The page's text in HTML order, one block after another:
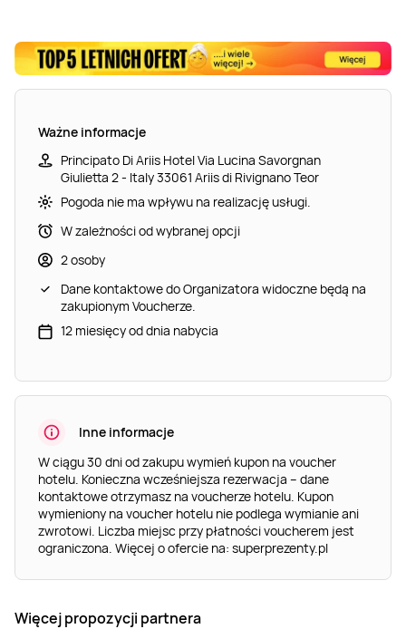
Ważne informacje
Principato Di Ariis Hotel Via Lucina Savorgnan
Giulietta 2 - Italy 33061 Ariis di Rivignano Teor
Pogoda nie ma wpływu na realizację usługi.
W zależności od wybranej opcji
2 osoby
Dane kontaktowe do Organizatora widoczne będą na
zakupionym Voucherze.
12 miesięcy od dnia nabycia
Inne informacje
W ciągu 30 dni od zakupu wymień kupon na voucher
hotelu. Konieczna wcześniejsza rezerwacja – dane
kontaktowe otrzymasz na voucherze hotelu. Kupon
wymieniony na voucher hotelu nie podlega wymianie ani
zwrotowi. Liczba miejsc przy płatności voucherem jest
ograniczona. Więcej o ofercie na: superprezenty.pl
Więcej propozycji partnera